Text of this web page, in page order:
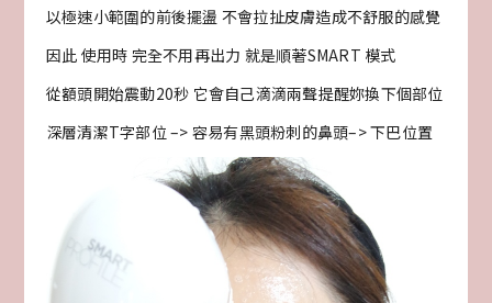
以極速小範圍的前後擺盪 不會拉扯皮膚造成不舒服的感覺
因此 使用時 完全不用再出力 就是順著SMART 模式
從額頭開始震動20秒 它會自己滴滴兩聲提醒妳換下個部位
深層清潔T字部位 –> 容易有黑頭粉刺的鼻頭–> 下巴位置